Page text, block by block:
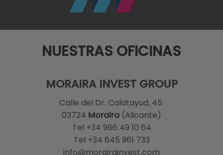
NUESTRAS OFICINAS
MORAIRA INVEST GROUP
Calle del Dr. Calatayud, 45
03724 Moraira (Alicante)
Tel +34 966 49 10 64
Tel +34 645 961 733
info@morairainvest.com